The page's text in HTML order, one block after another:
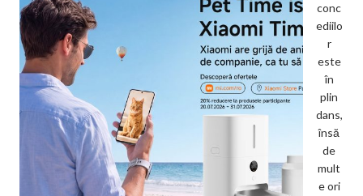
conc
ediilo
r
este
în
plin
dans,
însă
de
mult
e ori